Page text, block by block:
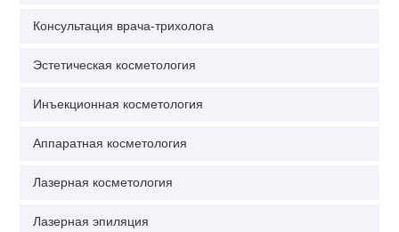
Консультация врача-трихолога
Эстетическая косметология
Инъекционная косметология
Аппаратная косметология
Лазерная косметология
Лазерная эпиляция